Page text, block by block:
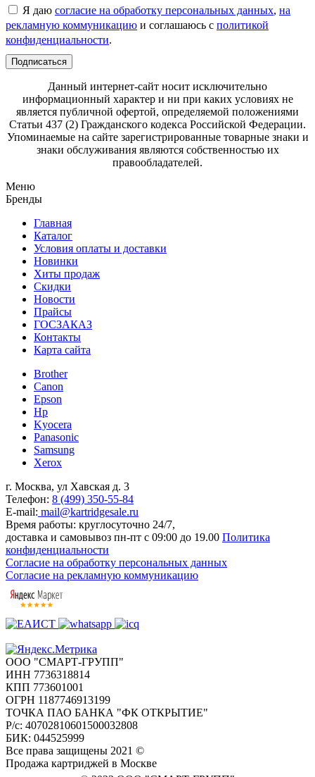
Я даю согласие на обработку персональных данных, на
рекламную коммуникацию и соглашаюсь с политикой
конфиденциальности.
Подписаться
Данный интернет-сайт носит исключительно
информационный характер и ни при каких условиях не
является публичной офертой, определяемой положениями
Статьи 437 (2) Гражданского кодекса Российской Федерации.
Упоминаемые на сайте зарегистрированные товарные знаки и
знаки обслуживания являются собственностью их
правообладателей.
Меню
Бренды
Главная
Каталог
Условия оплаты и доставки
Новинки
Хиты продаж
Скидки
Новости
Прайсы
ГОСЗАКАЗ
Контакты
Карта сайта
Brother
Canon
Epson
Hp
Kyocera
Panasonic
Samsung
Xerox
г. Москва, ул Хавская д. 3
Телефон: 8 (499) 350-55-84
E-mail: mail@kartridgesale.ru
Время работы: круглосуточно 24/7,
доставка и самовывоз пн-пт с 09:00 до 19.00 Политика
конфиденциальности
Согласие на обработку персональных данных
Согласие на рекламную коммуникацию
ООО "СМАРТ-ГРУПП"
ИНН 7736318814
КПП 773601001
ОГРН 1187746913199
ТОЧКА ПАО БАНКА "ФК ОТКРЫТИЕ"
Р/с: 40702810601500032808
БИК: 044525999
Все права защищены 2021 ©
Продажа картриджей в Москве